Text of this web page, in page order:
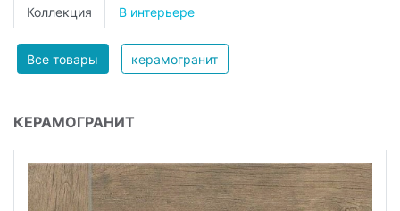
Коллекция В интерьере
Все товары керамогранит
КЕРАМОГРАНИТ